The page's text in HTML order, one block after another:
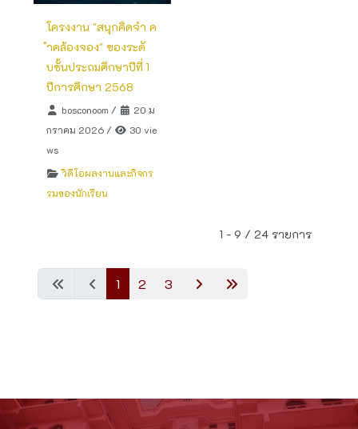
โครงงาน "สนุกคิดจำ ค
ำคล้องจอง" ของระดั
บชั้นประถมศึกษาปีที่ 1
ปีการศึกษา 2568
bosconoom /
20 ม
กราคม 2026 /
30 vie
ws
วิดีโอผลงานและกิจกร
รมของนักเรียน
1 - 9 / 24 รายการ
1 2 3